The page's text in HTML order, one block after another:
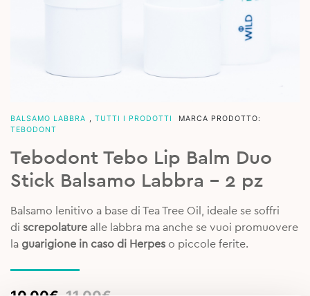
BALSAMO LABBRA TUTTI I PRODOTTI
MARCA PRODOTTO:
TEBODONT
Tebodont Tebo Lip Balm Duo
Stick Balsamo Labbra – 2 pz
Balsamo lenitivo a base di Tea Tree Oil, ideale se soffri
di screpolature alle labbra ma anche se vuoi promuovere
la guarigione in caso di Herpes o piccole ferite.